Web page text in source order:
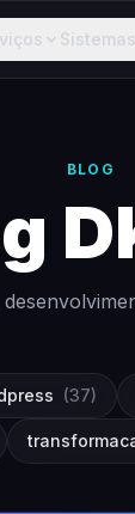
Sistemas
BLOG
(37)